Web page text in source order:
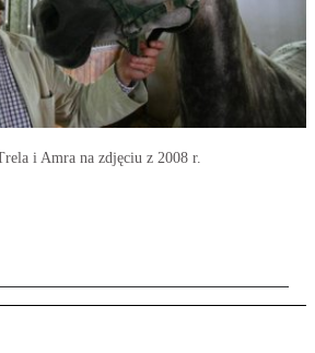
i Amra na zdjęciu z 2008 r.